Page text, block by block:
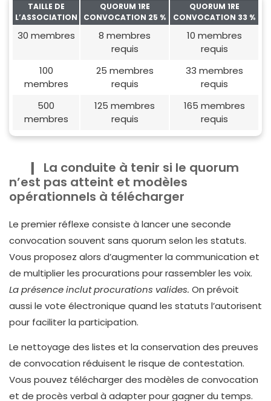
TAILLE DE
L’ASSOCIATION
QUORUM 1RE
CONVOCATION 25 %
QUORUM 1RE
CONVOCATION 33 %
30 membres
8 membres
requis
10 membres
requis
100
membres
25 membres
requis
33 membres
requis
500
membres
125 membres
requis
165 membres
requis
La conduite à tenir si le quorum
n’est pas atteint et modèles
opérationnels à télécharger
Le premier réflexe consiste à lancer une seconde
convocation souvent sans quorum selon les statuts.
Vous proposez alors d’augmenter la communication et
de multiplier les procurations pour rassembler les voix.
La présence inclut procurations valides. On prévoit
aussi le vote électronique quand les statuts l’autorisent
pour faciliter la participation.
Le nettoyage des listes et la conservation des preuves
de convocation réduisent le risque de contestation.
Vous pouvez télécharger des modèles de convocation
et de procès verbal à adapter pour gagner du temps.